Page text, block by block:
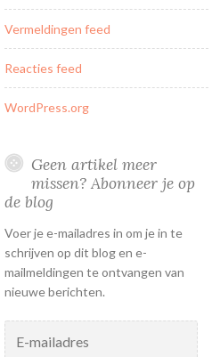
Vermeldingen feed
Reacties feed
WordPress.org
Geen artikel meer
missen? Abonneer je op
de blog
Voer je e-mailadres in om je in te
schrijven op dit blog en e-
mailmeldingen te ontvangen van
nieuwe berichten.
mailadres